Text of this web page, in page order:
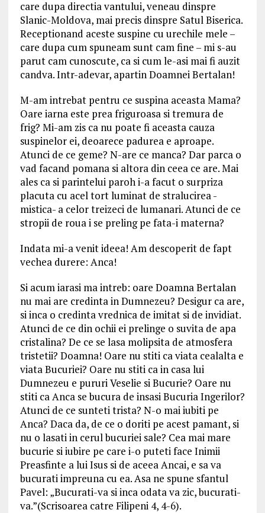
care dupa directia vantului, veneau dinspre
Slanic-Moldova, mai precis dinspre Satul Biserica.
Receptionand aceste suspine cu urechile mele –
care dupa cum spuneam sunt cam fine – mi s-au
parut cam cunoscute, ca si cum le-asi mai fi auzit
candva. Intr-adevar, apartin Doamnei Bertalan!
M-am intrebat pentru ce suspina aceasta Mama?
Oare iarna este prea friguroasa si tremura de
frig? Mi-am zis ca nu poate fi aceasta cauza
suspinelor ei, deoarece padurea e aproape.
Atunci de ce geme? N-are ce manca? Dar parca o
vad facand pomana si altora din ceea ce are. Mai
ales ca si parintelui paroh i-a facut o surpriza
placuta cu acel tort luminat de stralucirea -
mistica- a celor treizeci de lumanari. Atunci de ce
stropii de roua i se preling pe fata-i materna?
Indata mi-a venit ideea! Am descoperit de fapt
vechea durere: Anca!
Si acum iarasi ma intreb: oare Doamna Bertalan
nu mai are credinta in Dumnezeu? Desigur ca are,
si inca o credinta vrednica de imitat si de invidiat.
Atunci de ce din ochii ei prelinge o suvita de apa
cristalina? De ce se lasa molipsita de atmosfera
tristetii? Doamna! Oare nu stiti ca viata cealalta e
viata Bucuriei? Oare nu stiti ca in casa lui
Dumnezeu e pururi Veselie si Bucurie? Oare nu
stiti ca Anca se bucura de insasi Bucuria Ingerilor?
Atunci de ce sunteti trista? N-o mai iubiti pe
Anca? Daca da, de ce o doriti pe acest pamant, si
nu o lasati in cerul bucuriei sale? Cea mai mare
bucurie si iubire pe care i-o puteti face Inimii
Preasfinte a lui Isus si de aceea Ancai, e sa va
bucurati impreuna cu ea. Asa ne spune sfantul
Pavel: „Bucurati-va si inca odata va zic, bucurati-
va.”(Scrisoarea catre Filipeni 4, 4-6).